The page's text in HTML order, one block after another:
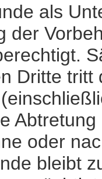
als
der
Dritte
oder
bleibt